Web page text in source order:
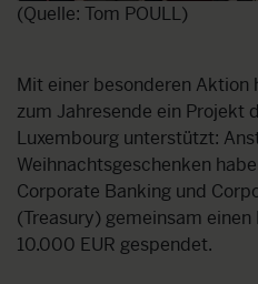
(Quelle: Tom POULL)
Mit einer besonderen Aktion
zum Jahresende ein Projekt
Luxembourg unterstützt:
Weihnachtsgeschenken
Corporate Banking und
(Treasury) gemeinsam
10.000 EUR gespendet.